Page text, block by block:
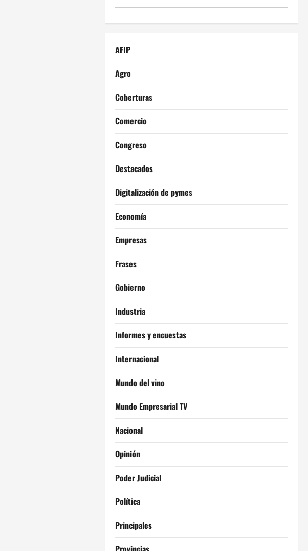
AFIP
Agro
Coberturas
Comercio
Congreso
Destacados
Digitalización de pymes
Economía
Empresas
Frases
Gobierno
Industria
Informes y encuestas
Internacional
Mundo del vino
Mundo Empresarial TV
Nacional
Opinión
Poder Judicial
Política
Principales